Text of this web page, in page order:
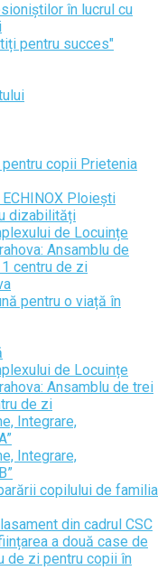
în lucrul cu
pentru succes"
copii Prietenia
Ploiești
dizabilități
de Locuințe
Ansamblu de
centru de zi
pentru o viață în
de Locuințe
Ansamblu de trei
de zi
Integrare,
Integrare,
copilului de familia
din cadrul CSC
a două case de
de zi pentru copii în